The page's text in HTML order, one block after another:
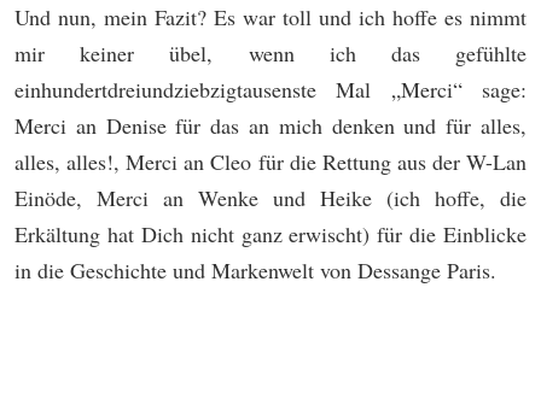
Und nun, mein Fazit? Es war toll und ich hoffe es nimmt
mir keiner übel, wenn ich das gefühlte
einhundertdreiundziebzigtausenste Mal „Merci“ sage:
Merci an Denise für das an mich denken und für alles,
alles, alles!, Merci an Cleo für die Rettung aus der W-Lan
Einöde, Merci an Wenke und Heike (ich hoffe, die
Erkältung hat Dich nicht ganz erwischt) für die Einblicke
in die Geschichte und Markenwelt von Dessange Paris.